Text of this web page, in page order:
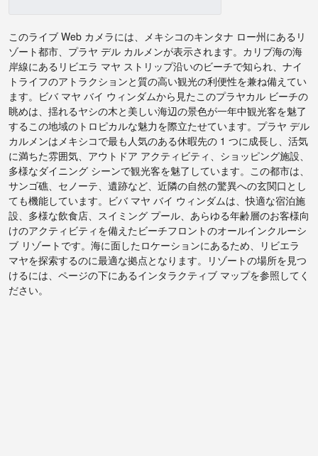
このライブ Web カメラには、メキシコのキンタナ ロー州にあるリ
ゾート都市、プラヤ デル カルメンが表示されます。カリブ海の海
岸線にあるリビエラ マヤ ストリップ沿いのビーチで知られ、ナイ
トライフのアトラクションと質の高い観光の利便性を兼ね備えてい
ます。ビバ マヤ バイ ウィンダムから見たこのプラヤカル ビーチの
眺めは、揺れるヤシの木と美しい海辺の景色が一年中観光客を魅了
するこの地域のトロピカルな魅力を際立たせています。プラヤ デル
カルメンはメキシコで最も人気のある休暇先の 1 つに成長し、活気
に満ちた雰囲気、アウトドア アクティビティ、ショッピング施設、
多様なダイニング シーンで観光客を魅了しています。この都市は、
サンゴ礁、セノーテ、遺跡など、近隣の自然の驚異への玄関口とし
ても機能しています。ビバ マヤ バイ ウィンダムは、快適な宿泊施
設、多様な飲食店、スイミング プール、あらゆる年齢層のお客様向
けのアクティビティを備えたビーチフロントのオールインクルーシ
ブ リゾートです。海に面したロケーションにあるため、リビエラ
マヤを探索するのに最適な拠点となります。リゾートの場所を見つ
けるには、ページの下にあるインタラクティブ マップを参照してく
ださい。